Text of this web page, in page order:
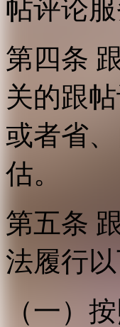
帖评论服
第四条
关的跟
或者省
估。
第五条
法履行以
（一）